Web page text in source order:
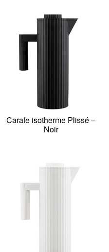
Carafe isotherme Plissé –
Noir